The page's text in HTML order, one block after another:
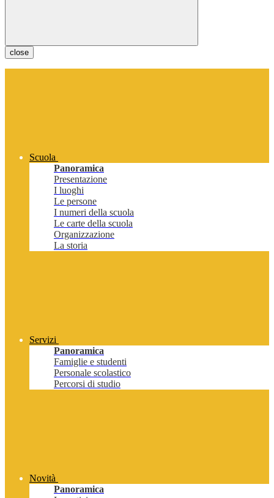
close
Scuola
Panoramica
Presentazione
I luoghi
Le persone
I numeri della scuola
Le carte della scuola
Organizzazione
La storia
Servizi
Panoramica
Famiglie e studenti
Personale scolastico
Percorsi di studio
Novità
Panoramica